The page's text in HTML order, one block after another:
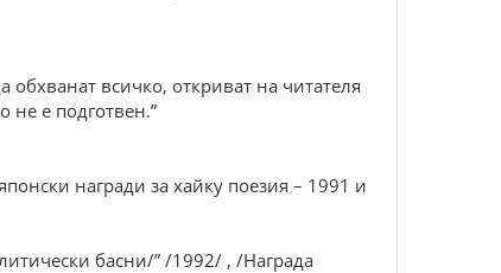
всичко, откриват на читателя
не е подготвен.”
награди за хайку поезия – 1991 и
басни/” /1992/ , /Награда